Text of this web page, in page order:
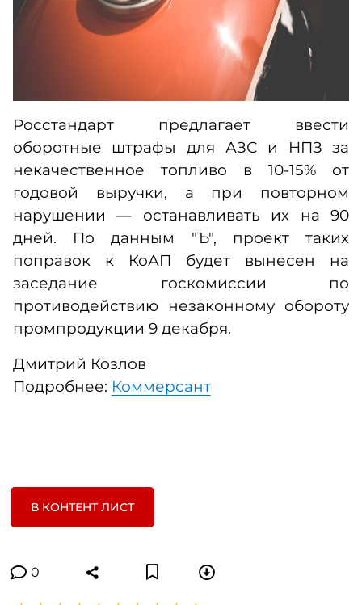
Росстандарт предлагает ввести
оборотные штрафы для АЗС и НПЗ за
некачественное топливо в 10-15% от
годовой выручки, а при повторном
нарушении — останавливать их на 90
дней. По данным "Ъ", проект таких
поправок к КоАП будет вынесен на
заседание госкомиссии по
противодействию незаконному обороту
промпродукции 9 декабря.
Дмитрий Козлов
Подробнее: Коммерсант
В КОНТЕНТ ЛИСТ
0